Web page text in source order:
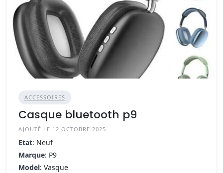
ACCESSOIRES
Casque bluetooth p9
AJOUTÉ LE 12 OCTOBRE 2025
Etat: Neuf
Marque: P9
Model: Vasque